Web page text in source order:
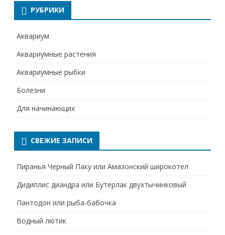
РУБРИКИ
Аквариум
Аквариумные растения
Аквариумные рыбки
Болезни
Для начинающих
СВЕЖИЕ ЗАПИСИ
Пиранья Черный Паку или Амазонский широкотел
Дидиплис диандра или Бутерлак двухтычинковый
Пантодон или рыба-бабочка
Водный лютик